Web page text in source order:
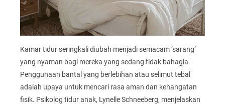
Kamar tidur seringkali diubah menjadi semacam ‘sarang’
yang nyaman bagi mereka yang sedang tidak bahagia.
Penggunaan bantal yang berlebihan atau selimut tebal
adalah upaya untuk mencari rasa aman dan kehangatan
fisik. Psikolog tidur anak, Lynelle Schneeberg, menjelaskan